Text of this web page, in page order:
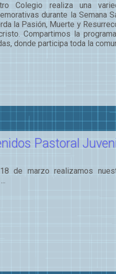
Colegio realiza una
durante la Semana
la Pasión, Muerte y
Compartimos la
donde participa toda la
Pastoral
de marzo realizamos